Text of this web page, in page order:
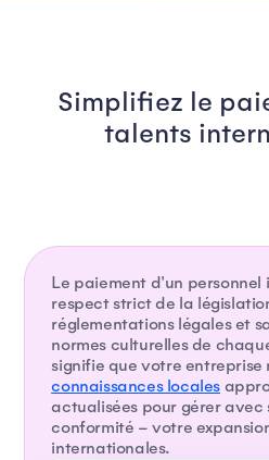
Simplifiez le
talents
Le paiement d'un personnel
respect strict de la
réglementations légales et
normes culturelles de
signifie que votre entreprise
connaissances locales
actualisées pour gérer avec
conformité – votre
internationales.